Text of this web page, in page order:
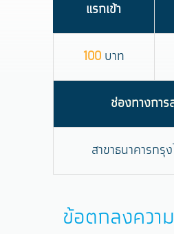
แรกเข้า
100บาท
ช่องทางกา
สาขาธนาคารกรุ
ข้อตกลงควา